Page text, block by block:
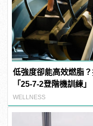
低強度卻能高效燃脂
「25-7-2登階機訓練
WELLNESS